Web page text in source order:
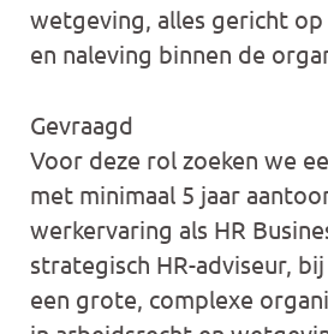
wetgeving, alles gericht
en naleving binnen de
Gevraagd
Voor deze rol zoeken we
met minimaal 5 jaar
werkervaring als HR
strategisch HR-adviseur,
een grote, complexe